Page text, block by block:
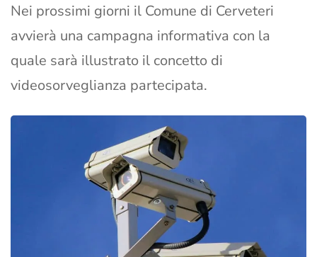
Nei prossimi giorni il Comune di Cerveteri
avvierà una campagna informativa con la
quale sarà illustrato il concetto di
videosorveglianza partecipata.